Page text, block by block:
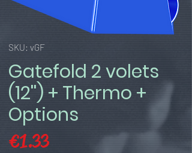
SKU: vGF
Gatefold 2 volets
(12'') + Thermo +
Options
€1.33Price